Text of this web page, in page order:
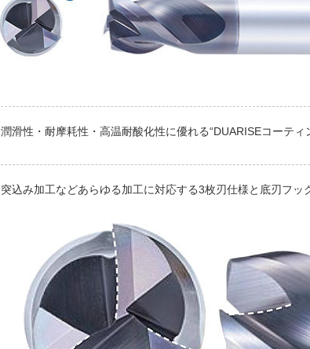
潤滑性・耐摩耗性・高温耐酸化性に優れる“DUARISEコーティ
突込み加工などあらゆる加工に対応する3枚刃仕様と底刃フッ